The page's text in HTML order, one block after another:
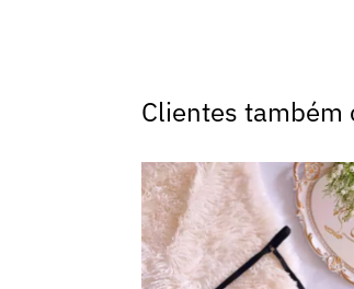
Clientes também